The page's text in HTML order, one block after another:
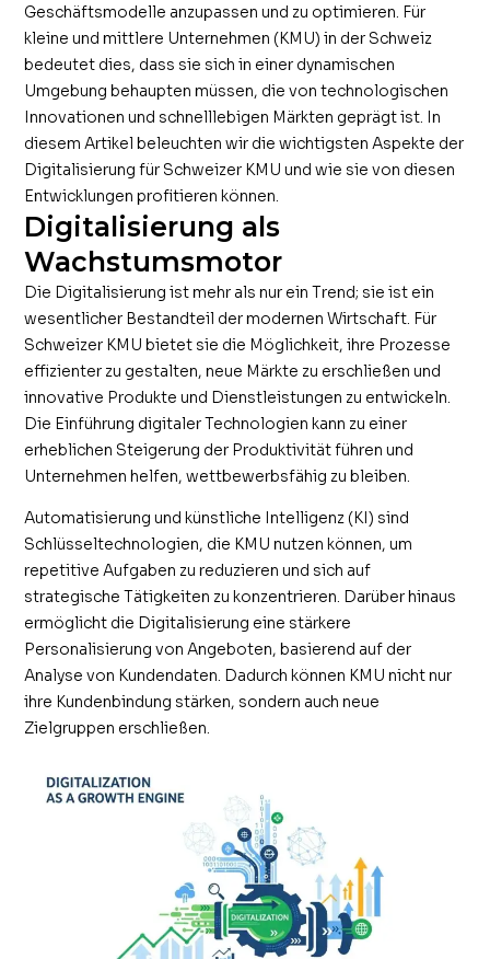
Geschäftsmodelle anzupassen und zu optimieren. Für
kleine und mittlere Unternehmen (KMU) in der Schweiz
bedeutet dies, dass sie sich in einer dynamischen
Umgebung behaupten müssen, die von technologischen
Innovationen und schnelllebigen Märkten geprägt ist. In
diesem Artikel beleuchten wir die wichtigsten Aspekte der
Digitalisierung für Schweizer KMU und wie sie von diesen
Entwicklungen profitieren können.
Digitalisierung als
Wachstumsmotor
Die Digitalisierung ist mehr als nur ein Trend; sie ist ein
wesentlicher Bestandteil der modernen Wirtschaft. Für
Schweizer KMU bietet sie die Möglichkeit, ihre Prozesse
effizienter zu gestalten, neue Märkte zu erschließen und
innovative Produkte und Dienstleistungen zu entwickeln.
Die Einführung digitaler Technologien kann zu einer
erheblichen Steigerung der Produktivität führen und
Unternehmen helfen, wettbewerbsfähig zu bleiben.
Automatisierung und künstliche Intelligenz (KI) sind
Schlüsseltechnologien, die KMU nutzen können, um
repetitive Aufgaben zu reduzieren und sich auf
strategische Tätigkeiten zu konzentrieren. Darüber hinaus
ermöglicht die Digitalisierung eine stärkere
Personalisierung von Angeboten, basierend auf der
Analyse von Kundendaten. Dadurch können KMU nicht nur
ihre Kundenbindung stärken, sondern auch neue
Zielgruppen erschließen.